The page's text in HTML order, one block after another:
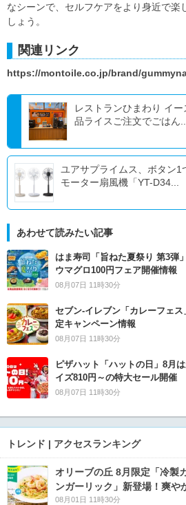
なシーンで、セルフケアをより身近で楽
しょう。
関連リンク
https://montoile.co.jp/brand/
レストランひまわり イ
品ライスご注文でごはん
ユアサプライムス、ボタン1
モーター扇風機「YT-D34...
あわせて読みたい記事
はま寿司「旨ねた夏祭り 第3弾
ウマグロ100円フェア開催情報
08月07日 11時30分
セブン‐イレブン「カレーフェ
定キャンペーン情報
08月07日 11時30分
ピザハット「ハットの日」8月
イズ810円～の特大セール開催
08月07日 11時30分
トレンド | アクセスランキング
オリーブの丘 8月限定「冷製
ンガーリック」新登場！爽や
08月01日 11時30分